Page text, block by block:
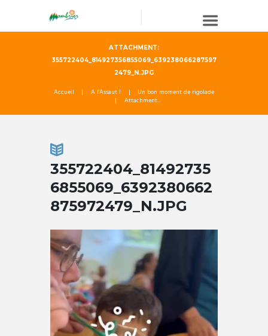
ATTACHMENT:
355722404_814927356855069_639238066287597
2479_N.JPG
Accueil A l'Assaut !
Un bon moment de rigolade
Attachment...
355722404_81492735
6855069_6392380662
875972479_N.JPG